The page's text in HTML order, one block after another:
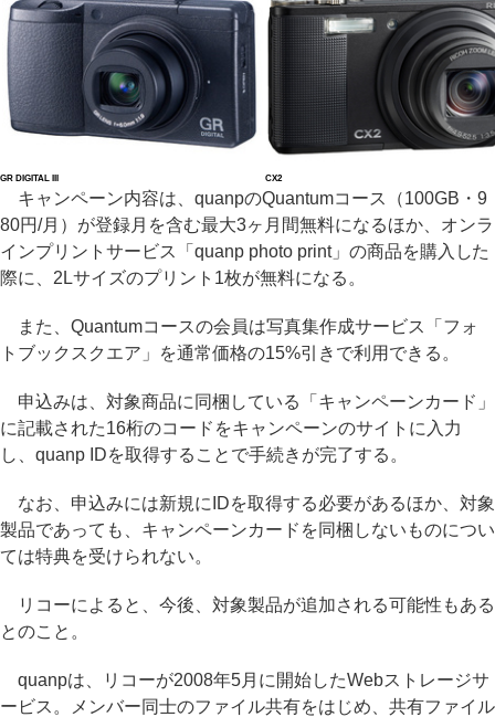
GR DIGITAL III CX2
キャンペーン内容は、quanpのQuantumコース（100GB・9
80円/月）が登録月を含む最大3ヶ月間無料になるほか、オンラ
インプリントサービス「quanp photo print」の商品を購入した
際に、2Lサイズのプリント1枚が無料になる。
また、Quantumコースの会員は写真集作成サービス「フォ
トブックスクエア」を通常価格の15%引きで利用できる。
申込みは、対象商品に同梱している「キャンペーンカード」
に記載された16桁のコードをキャンペーンのサイトに入力
し、quanp IDを取得することで手続きが完了する。
なお、申込みには新規にIDを取得する必要があるほか、対象
製品であっても、キャンペーンカードを同梱しないものについ
ては特典を受けられない。
リコーによると、今後、対象製品が追加される可能性もある
とのこと。
quanpは、リコーが2008年5月に開始したWebストレージサ
ービス。メンバー同士のファイル共有をはじめ、共有ファイル